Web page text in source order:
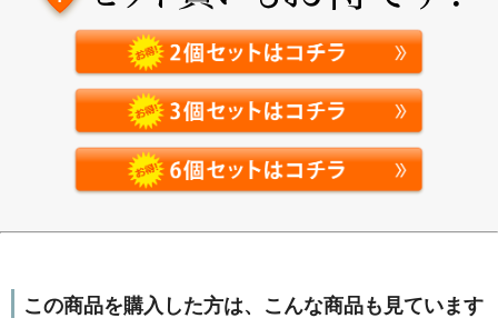
この商品を購入した方は、こんな商品も見ています